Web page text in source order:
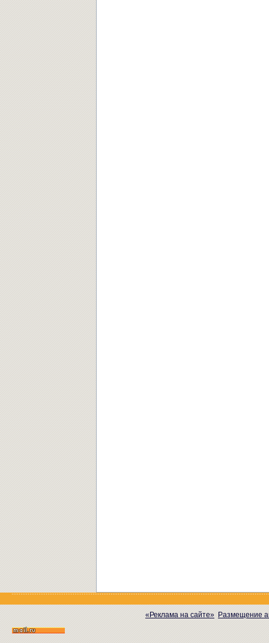
«Реклама на сайте» Размещение